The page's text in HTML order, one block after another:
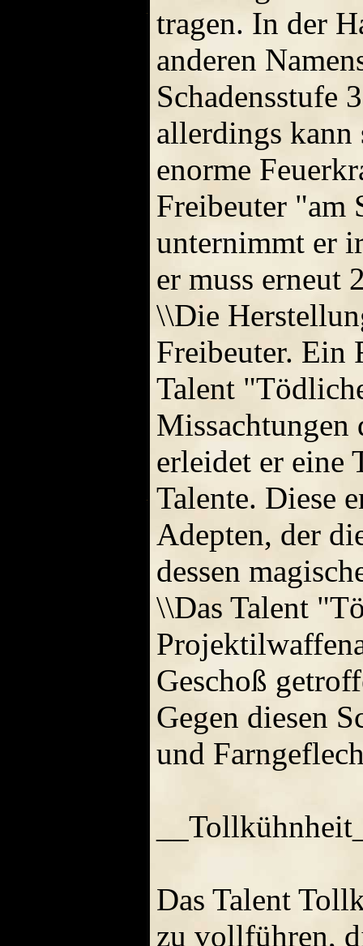
tragen. In der
anderen
Schadensstufe
allerdings
enorme
Freibeuter "am
unternimmt er
er muss erneut
\\Die
Freibeuter. Ein
Talent
Missachtungen
erleidet er eine
Talente. Diese
Adepten, der
dessen
\\Das Talent
Geschoß
Gegen diesen
und
Das Talent
zu vollführen,